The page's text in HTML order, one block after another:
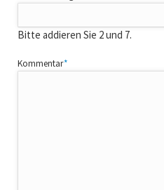
Bitte addieren Sie 2 und 7.
Pflichtfeld
Kommentar*